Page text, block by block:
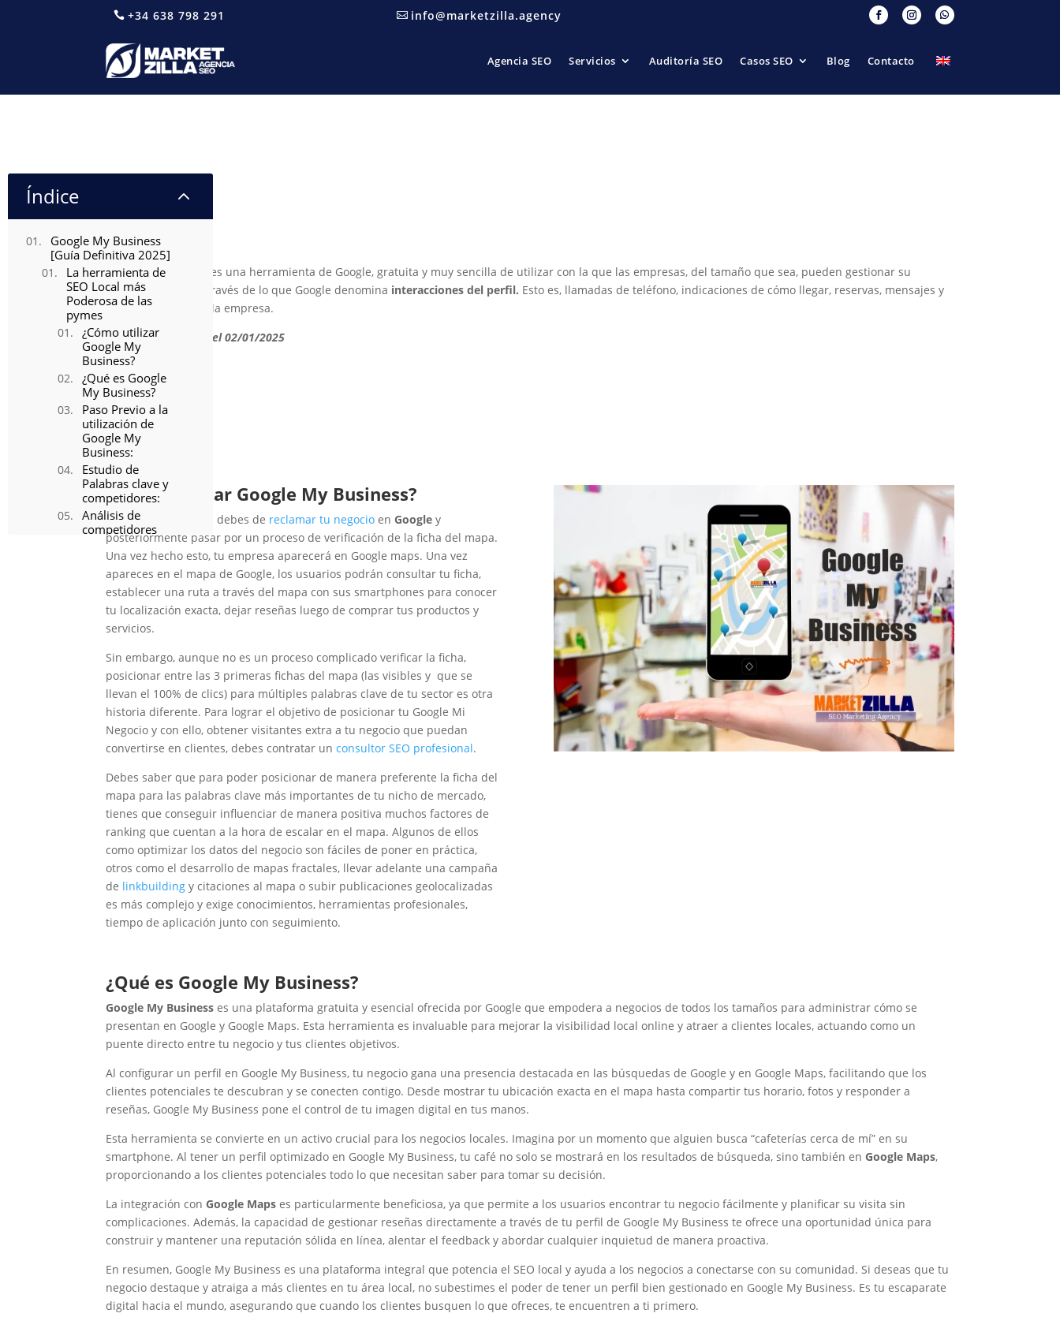
+34 638 798 291 info@marketzilla.agency
Agencia SEO Servicios Auditoría SEO Casos SEO Blog Contacto
Índice 2
Google My Business
[Guía Definitiva 2025]
La herramienta de
SEO Local más
Poderosa de las
pymes
¿Cómo utilizar
Google My
Business?
​¿Qué es Google
My Business?
Paso Previo a la
utilización de
Google My
Business:
Estudio de
Palabras clave y
competidores:
Análisis de
competidores
Paso 1: Crea y
optimiza tu
página de
Google My
Business
Principales Factores
de Ranking de
Google My
Business
1. Categorías
principales de
Google My
Business
2. Keywords en
el título de la
ficha del mapa
3. Proximidad
de la localización
con el punto de
venta
4. Dirección
física en la
ciudad de
búsqueda
5. Añadir
Categorías
Google
6. Calidad y
autoridad de los
backlinks
7. Importancia
de las palabras
clave en las
reseñas de
clientes de
Google
de reseñas de 4
y 5 estrellas
9. Ausencia de
del mapa
10. Completar la
información del
perfil de Google
My Business
11. Listing de
Google My
Business
Google My Business [Guía Definitiva 2025]
La herramienta de SEO Local más Poderosa de las
Google Mi Negocio
es una herramienta de Google, gratuita y muy sencilla de utilizar con la que las empresas, del tamaño que sea, pueden gestionar su
presencia online a través de lo que Google denomina interacciones del perfil. Esto es, llamadas de teléfono, indicaciones de cómo llegar, reservas, mensajes y
clics al sitio web de la empresa.
Artículo actualizado el 02/01/2025
¿Cómo utilizar Google My Business?
Para poder utilizarla debes de reclamar tu negocio enGoogle y
posteriormente pasar por un proceso de verificación de la ficha del mapa.
Una vez hecho esto, tu empresa aparecerá en Google maps. Una vez
apareces en el mapa de Google, los usuarios podrán consultar tu ficha,
establecer una ruta a través del mapa con sus smartphones para conocer
tu localización exacta, dejar reseñas luego de comprar tus productos y
servicios.
Sin embargo, aunque no es un proceso complicado verificar la ficha,
posicionar entre las 3 primeras fichas del mapa (las visibles y que se
llevan el 100% de clics) para múltiples palabras clave de tu sector es otra
historia diferente. Para lograr el objetivo de posicionar tu Google Mi
Negocio y con ello, obtener visitantes extra a tu negocio que puedan
convertirse en clientes, debes contratar unconsultor SEO profesional.
Debes saber que para poder posicionar de manera preferente la ficha del
mapa para las palabras clave más importantes de tu nicho de mercado,
tienes que conseguir influenciar de manera positiva muchos factores de
ranking que cuentan a la hora de escalar en el mapa. Algunos de ellos
como optimizar los datos del negocio son fáciles de poner en práctica,
otros como el desarrollo de mapas fractales, llevar adelante una campaña
de linkbuilding y citaciones al mapa o subir publicaciones geolocalizadas
es más complejo y exige conocimientos, herramientas profesionales,
tiempo de aplicación junto con seguimiento.
¿Qué es Google My Business?
Google My Business es una plataforma gratuita y esencial ofrecida por Google que empodera a negocios de todos los tamaños para administrar cómo se
presentan en Google y Google Maps. Esta herramienta es invaluable para mejorar la visibilidad local online y atraer a clientes locales, actuando como un
puente directo entre tu negocio y tus clientes objetivos.
Al configurar un perfil en Google My Business, tu negocio gana una presencia destacada en las búsquedas de Google y en Google Maps, facilitando que los
clientes potenciales te descubran y se conecten contigo. Desde mostrar tu ubicación exacta en el mapa hasta compartir tus horario, fotos y responder a
reseñas, Google My Business pone el control de tu imagen digital en tus manos.
Esta herramienta se convierte en un activo crucial para los negocios locales. Imagina por un momento que alguien busca “cafeterías cerca de mí” en su
smartphone. Al tener un perfil optimizado en Google My Business, tu café no solo se mostrará en los resultados de búsqueda, sino también enGoogle Maps,
proporcionando a los clientes potenciales todo lo que necesitan saber para tomar su decisión.
La integración conGoogle Maps es particularmente beneficiosa, ya que permite a los usuarios encontrar tu negocio fácilmente y planificar su visita sin
complicaciones. Además, la capacidad de gestionar reseñas directamente a través de tu perfil de Google My Business te ofrece una oportunidad única para
construir y mantener una reputación sólida en línea, alentar el feedback y abordar cualquier inquietud de manera proactiva.
En resumen, Google My Business es una plataforma integral que potencia el SEO local y ayuda a los negocios a conectarse con su comunidad. Si deseas que tu
negocio destaque y atraiga a más clientes en tu área local, no subestimes el poder de tener un perfil bien gestionado en Google My Business. Es tu escaparate
digital hacia el mundo, asegurando que cuando los clientes busquen lo que ofreces, te encuentren a ti primero.